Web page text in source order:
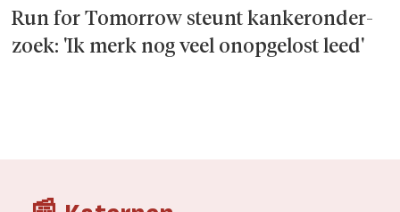
Run for Tomorrow steunt kanker­onder­
zoek: 'Ik merk nog veel onopgelost leed'